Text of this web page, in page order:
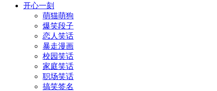
开心一刻
萌猫萌狗
爆笑段子
恋人笑话
暴走漫画
校园笑话
家庭笑话
职场笑话
搞笑签名